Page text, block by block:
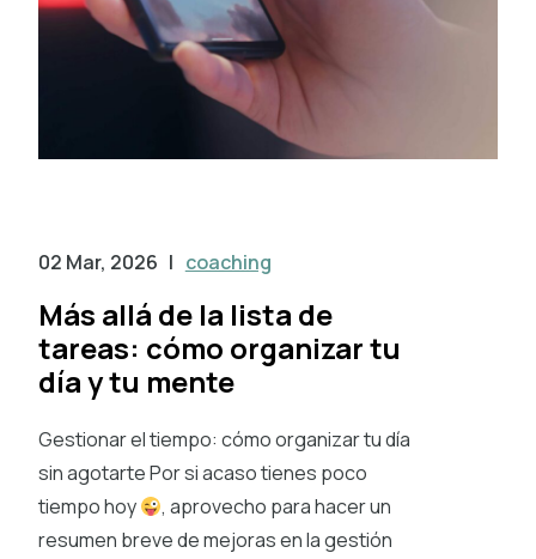
02 Mar, 2026 | coaching
Más allá de la lista de
tareas: cómo organizar tu
día y tu mente
Gestionar el tiempo: cómo organizar tu día
sin agotarte Por si acaso tienes poco
tiempo hoy
, aprovecho para hacer un
resumen breve de mejoras en la gestión